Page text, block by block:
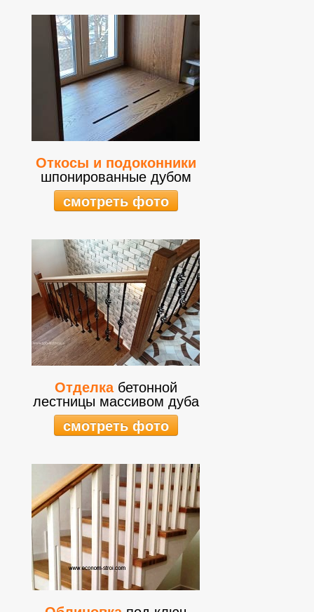
Откосы и подоконники
шпонированные дубом
смотреть фото
Отделкабетонной
лестницы массивом дуба
смотреть фото